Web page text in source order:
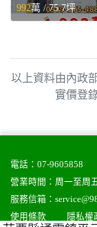
992萬 /75.7坪
以上資料由內政
實價登
電話： 07-9605858
營業時間：周一至周
服務信箱：
使用條款
隱私權